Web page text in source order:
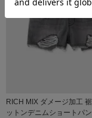
RICH MIX ダメージ加工 裾フリンジコ
ットンデニムショートパ